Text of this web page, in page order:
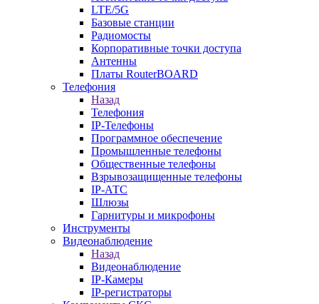
LTE/5G
Базовые станции
Радиомосты
Корпоративные точки доступа
Антенны
Платы RouterBOARD
Телефония
Назад
Телефония
IP-Телефоны
Программное обеспечение
Промышленные телефоны
Общественные телефоны
Взрывозащищенные телефоны
IP-АТС
Шлюзы
Гарнитуры и микрофоны
Инструменты
Видеонаблюдение
Назад
Видеонаблюдение
IP-Камеры
IP-регистраторы